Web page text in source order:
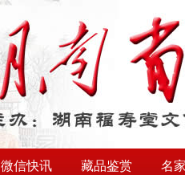
微信快讯 藏品鉴赏 名